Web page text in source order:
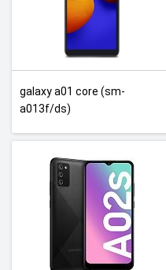
galaxy a01 core (sm-
a013f/ds)